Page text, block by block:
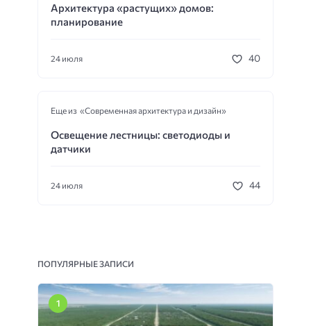
Архитектура «растущих» домов:
планирование
24 июля 40
Еще из «Современная архитектура и дизайн»
Освещение лестницы: светодиоды и
датчики
24 июля 44
ПОПУЛЯРНЫЕ ЗАПИСИ